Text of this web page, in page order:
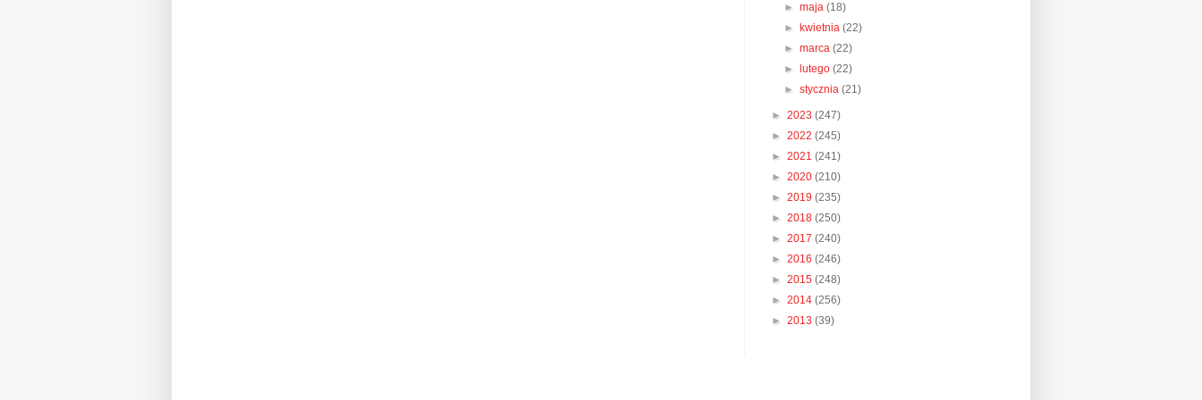
►maja(18)
►
kwietnia(22)
►marca(22)
►
lutego(22)
►stycznia(21)
► 2023 (247)
► 2022 (245)
► 2021 (241)
► 2020 (210)
► 2019 (235)
► 2018 (250)
► 2017 (240)
► 2016 (246)
► 2015 (248)
► 2014 (256)
► 2013 (39)